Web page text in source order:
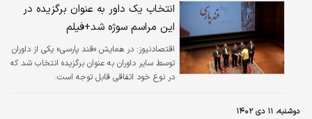
انتخاب یک داور به عنوان برگزیده در
این مراسم سوژه شد+فیلم
اقتصادنیوز: در همایش «قند پارسی» یکی از داوران
توسط سایر داوران به عنوان برگزیده انتخاب شد که
در نوع خود اتفاقی قابل توجه است.
دوشنبه، ۱۱ دی ۱۴۰۲